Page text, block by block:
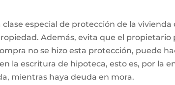
clase especial de protección de la
Además, evita que el
no se hizo esta protección, puede
la escritura de hipoteca, esto es, por la
mientras haya deuda en mora.